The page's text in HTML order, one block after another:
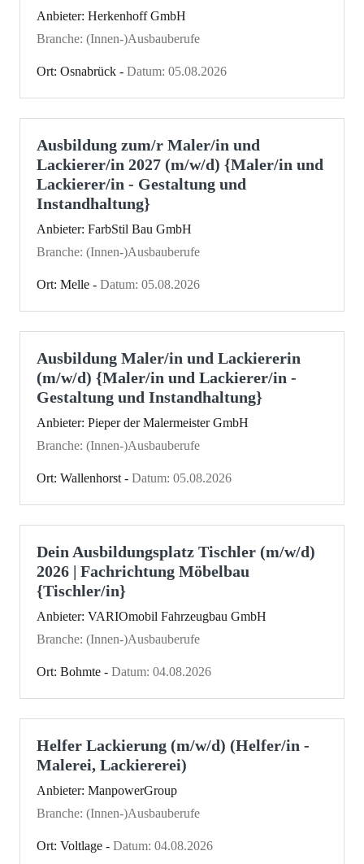
Anbieter: Herkenhoff GmbH
Branche: (Innen-)Ausbauberufe
Ort: Osnabrück - Datum: 05.08.2026
Ausbildung zum/r Maler/in und
Lackierer/in 2027 (m/w/d) {Maler/in und
Lackierer/in - Gestaltung und
Instandhaltung}
Anbieter: FarbStil Bau GmbH
Branche: (Innen-)Ausbauberufe
Ort: Melle - Datum: 05.08.2026
Ausbildung Maler/in und Lackiererin
(m/w/d) {Maler/in und Lackierer/in -
Gestaltung und Instandhaltung}
Anbieter: Pieper der Malermeister GmbH
Branche: (Innen-)Ausbauberufe
Ort: Wallenhorst - Datum: 05.08.2026
Dein Ausbildungsplatz Tischler (m/w/d)
2026 | Fachrichtung Möbelbau
{Tischler/in}
Anbieter: VARIOmobil Fahrzeugbau GmbH
Branche: (Innen-)Ausbauberufe
Ort: Bohmte - Datum: 04.08.2026
Helfer Lackierung (m/w/d) (Helfer/in -
Malerei, Lackiererei)
Anbieter: ManpowerGroup
Branche: (Innen-)Ausbauberufe
Ort: Voltlage - Datum: 04.08.2026